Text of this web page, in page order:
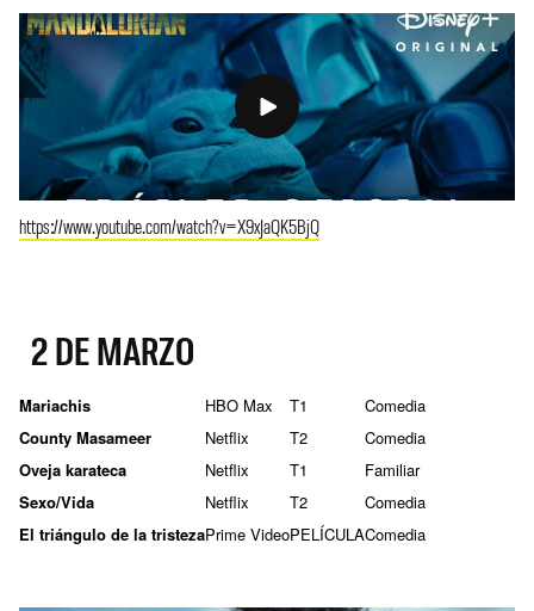
https://www.youtube.com/watch?v=X9xJaQK5BjQ
2 DE MARZO
Mariachis HBO Max T1
Comedia
County Masameer
Netflix T2
Comedia
Oveja karateca
Netflix T1
Familiar
Sexo/Vida
Netflix T2
Comedia
El triángulo de la tristezaPrime VideoPELÍCULAComedia